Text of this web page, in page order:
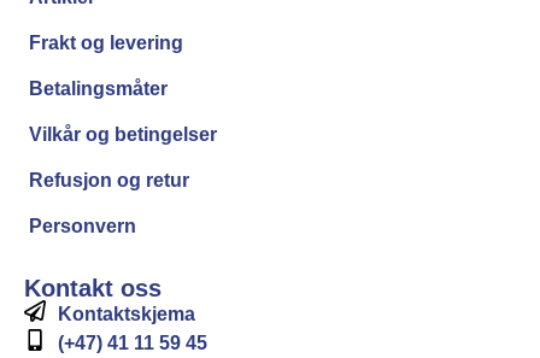
Frakt og levering
Betalingsmåter
Vilkår og betingelser
Refusjon og retur
Personvern
Kontakt oss
Kontaktskjema
(+47) 41 11 59 45